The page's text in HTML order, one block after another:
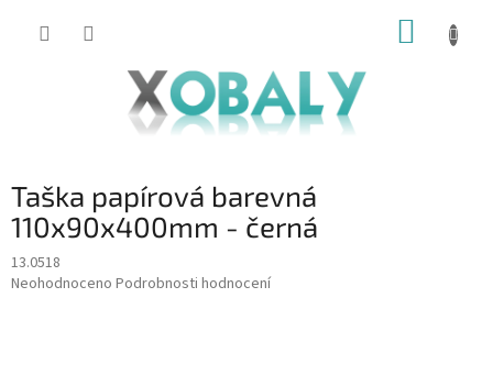
KOŠÍK
Taška papírová barevná
110x90x400mm - černá
13.0518
Průměrné
Neohodnoceno Podrobnosti hodnocení